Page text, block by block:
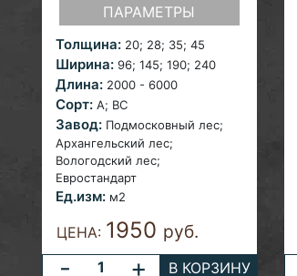
ПАРАМЕТРЫ
Толщина: 20; 28; 35; 45
Ширина: 96; 145; 190; 240
Длина: 2000 - 6000
Сорт: A; ВС
Завод: Подмосковный лес;
Архангельский лес;
Вологодский лес;
Евростандарт
Ед.изм: м2
ЦЕНА: 1950 руб.
- + В КОРЗИНУ